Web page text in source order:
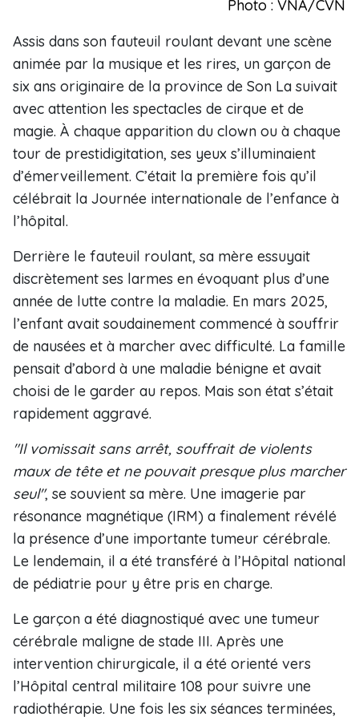
Photo : VNA/CVN
Assis dans son fauteuil roulant devant une scène
animée par la musique et les rires, un garçon de
six ans originaire de la province de Son La suivait
avec attention les spectacles de cirque et de
magie. À chaque apparition du clown ou à chaque
tour de prestidigitation, ses yeux s’illuminaient
d’émerveillement. C’était la première fois qu’il
célébrait la Journée internationale de l’enfance à
l’hôpital.
Derrière le fauteuil roulant, sa mère essuyait
discrètement ses larmes en évoquant plus d’une
année de lutte contre la maladie. En mars 2025,
l’enfant avait soudainement commencé à souffrir
de nausées et à marcher avec difficulté. La famille
pensait d’abord à une maladie bénigne et avait
choisi de le garder au repos. Mais son état s’était
rapidement aggravé.
"Il vomissait sans arrêt, souffrait de violents
maux de tête et ne pouvait presque plus marcher
seul", se souvient sa mère. Une imagerie par
résonance magnétique (IRM) a finalement révélé
la présence d’une importante tumeur cérébrale.
Le lendemain, il a été transféré à l’Hôpital national
de pédiatrie pour y être pris en charge.
Le garçon a été diagnostiqué avec une tumeur
cérébrale maligne de stade III. Après une
intervention chirurgicale, il a été orienté vers
l’Hôpital central militaire 108 pour suivre une
radiothérapie. Une fois les six séances terminées,